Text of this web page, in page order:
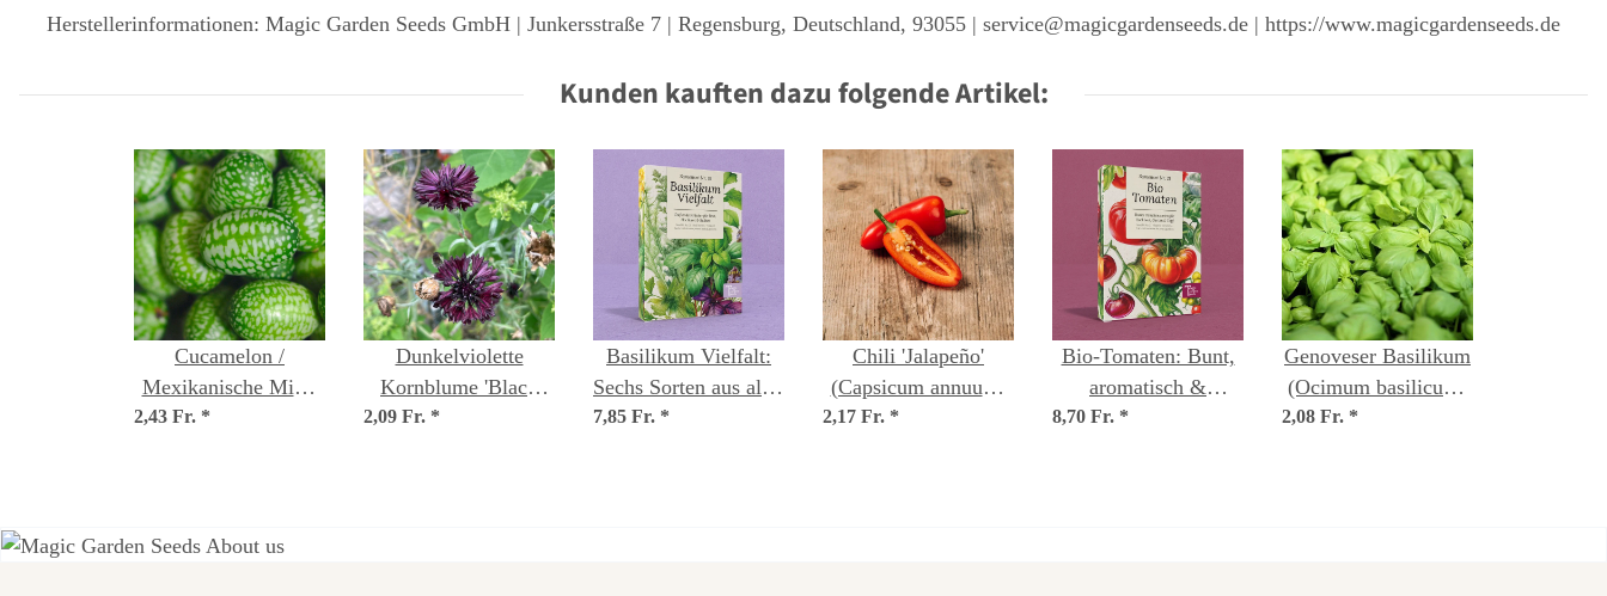
Herstellerinformationen: Magic Garden Seeds GmbH | Junkersstraße 7 | Regensburg, Deutschland, 93055 | service@magicgardenseeds.de | https://www.magicgardenseeds.de
Kunden kauften dazu folgende Artikel:
Cucamelon /
Mexikanische Mini-
Gurke (Melothria
2,43 Fr. *
Dunkelviolette
Kornblume 'Black
Ball' (Centaurea
2,09 Fr. *
Basilikum Vielfalt:
Sechs Sorten aus aller
Welt - Samenset Nr.
7,85 Fr. *
Chili 'Jalapeño'
(Capsicum annuum)
Samen
2,17 Fr. *
Bio-Tomaten: Bunt,
aromatisch &
historisch - Samenset
8,70 Fr. *
Genoveser Basilikum
(Ocimum basilicum)
Samen
2,08 Fr. *